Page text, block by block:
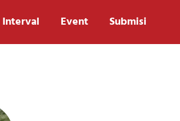
Interval Event Submisi